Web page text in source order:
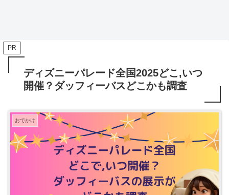
PR
ディズニーパレード全国2025どこ,いつ
開催？ダッフィーバスどこかも調査
おでかけ